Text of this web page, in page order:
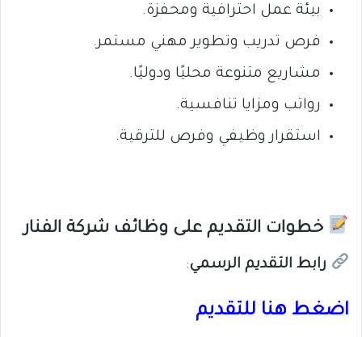
بيئة عمل احترافية ومحفزة.
فرص تدريب وتطوير مهني مستمر.
مشاريع متنوعة محليًا ودوليًا.
رواتب ومزايا تنافسية.
استقرار وظيفي وفرص للترقية.
خطوات التقديم على وظائف شركة الفنار
رابط التقديم الرسمي:
اضغط هنا للتقديم